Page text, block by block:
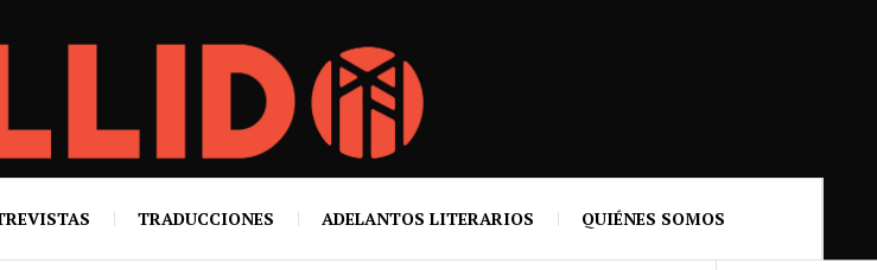
TRADUCCIONES ADELANTOS LITERARIOS QUIÉNES SOMOS